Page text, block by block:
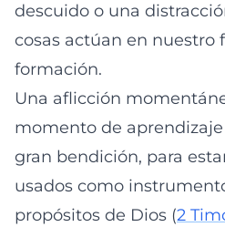
descuido o una
cosas actúan en nuestro
formación.
Una aflicción
momento de
gran bendición, para
usados como
propósitos de Dios (2